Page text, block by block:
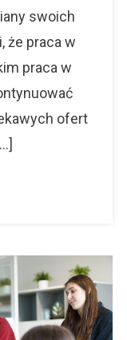
Czego
Potrzebuję?
swoich
że praca w
praca w
ofert